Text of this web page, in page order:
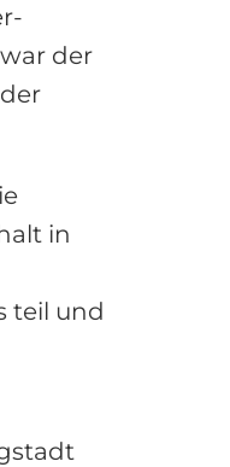
der
in
teil und